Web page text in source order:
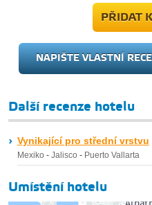
PŘIDAT
NAPIŠTE VLASTNÍ
Další recenze hotelu
Vynikající pro střední vrstvu
Mexiko - Jalisco - Puerto Vallarta
Umístění hotelu